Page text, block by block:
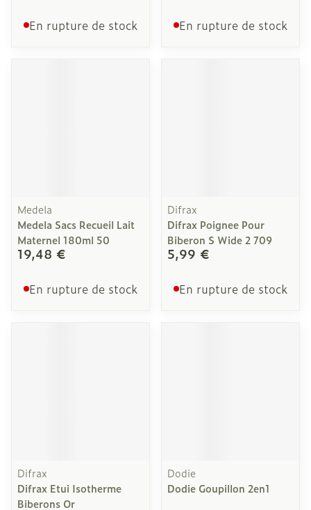
En rupture de stock En rupture de stock
Medela
Medela Sacs Recueil Lait
Maternel 180ml 50
19,48 €
En rupture de stock
Difrax
Difrax Poignee Pour
Biberon S Wide 2 709
5,99 €
En rupture de stock
Difrax
Difrax Etui Isotherme
Biberons Or
Dodie
Dodie Goupillon 2en1